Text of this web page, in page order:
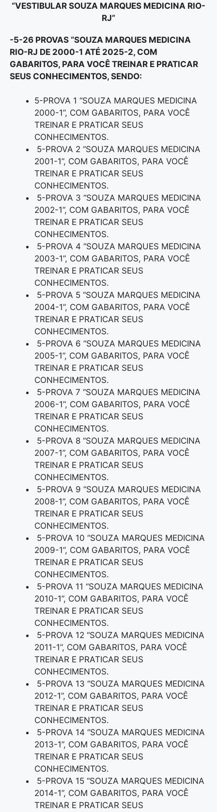
“VESTIBULAR SOUZA MARQUES MEDICINA RIO-
RJ”
-5-26 PROVAS “SOUZA MARQUES MEDICINA
RIO-RJ DE 2000-1 ATÉ 2025-2, COM
GABARITOS, PARA VOCÊ TREINAR E PRATICAR
SEUS CONHECIMENTOS, SENDO:
5-PROVA 1 “SOUZA MARQUES MEDICINA
2000-1”, COM GABARITOS, PARA VOCÊ
TREINAR E PRATICAR SEUS
CONHECIMENTOS.
5-PROVA 2 “SOUZA MARQUES MEDICINA
2001-1”, COM GABARITOS, PARA VOCÊ
TREINAR E PRATICAR SEUS
CONHECIMENTOS.
5-PROVA 3 “SOUZA MARQUES MEDICINA
2002-1”, COM GABARITOS, PARA VOCÊ
TREINAR E PRATICAR SEUS
CONHECIMENTOS.
5-PROVA 4 “SOUZA MARQUES MEDICINA
2003-1”, COM GABARITOS, PARA VOCÊ
TREINAR E PRATICAR SEUS
CONHECIMENTOS.
5-PROVA 5 “SOUZA MARQUES MEDICINA
2004-1”, COM GABARITOS, PARA VOCÊ
TREINAR E PRATICAR SEUS
CONHECIMENTOS.
5-PROVA 6 “SOUZA MARQUES MEDICINA
2005-1”, COM GABARITOS, PARA VOCÊ
TREINAR E PRATICAR SEUS
CONHECIMENTOS.
5-PROVA 7 “SOUZA MARQUES MEDICINA
2006-1”, COM GABARITOS, PARA VOCÊ
TREINAR E PRATICAR SEUS
CONHECIMENTOS.
5-PROVA 8 “SOUZA MARQUES MEDICINA
2007-1”, COM GABARITOS, PARA VOCÊ
TREINAR E PRATICAR SEUS
CONHECIMENTOS.
5-PROVA 9 “SOUZA MARQUES MEDICINA
2008-1”, COM GABARITOS, PARA VOCÊ
TREINAR E PRATICAR SEUS
CONHECIMENTOS.
5-PROVA 10 “SOUZA MARQUES MEDICINA
2009-1”, COM GABARITOS, PARA VOCÊ
TREINAR E PRATICAR SEUS
CONHECIMENTOS.
5-PROVA 11 “SOUZA MARQUES MEDICINA
2010-1”, COM GABARITOS, PARA VOCÊ
TREINAR E PRATICAR SEUS
CONHECIMENTOS.
5-PROVA 12 “SOUZA MARQUES MEDICINA
2011-1”, COM GABARITOS, PARA VOCÊ
TREINAR E PRATICAR SEUS
CONHECIMENTOS.
5-PROVA 13 “SOUZA MARQUES MEDICINA
2012-1”, COM GABARITOS, PARA VOCÊ
TREINAR E PRATICAR SEUS
CONHECIMENTOS.
5-PROVA 14 “SOUZA MARQUES MEDICINA
2013-1”, COM GABARITOS, PARA VOCÊ
TREINAR E PRATICAR SEUS
CONHECIMENTOS.
5-PROVA 15 “SOUZA MARQUES MEDICINA
2014-1”, COM GABARITOS, PARA VOCÊ
TREINAR E PRATICAR SEUS